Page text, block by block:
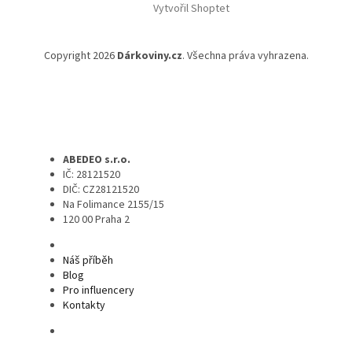
Vytvořil Shoptet
Copyright 2026 Dárkoviny.cz. Všechna práva vyhrazena.
ABEDEO s.r.o.
IČ: 28121520
DIČ: CZ28121520
Na Folimance 2155/15
120 00 Praha 2
Náš příběh
Blog
Pro influencery
Kontakty